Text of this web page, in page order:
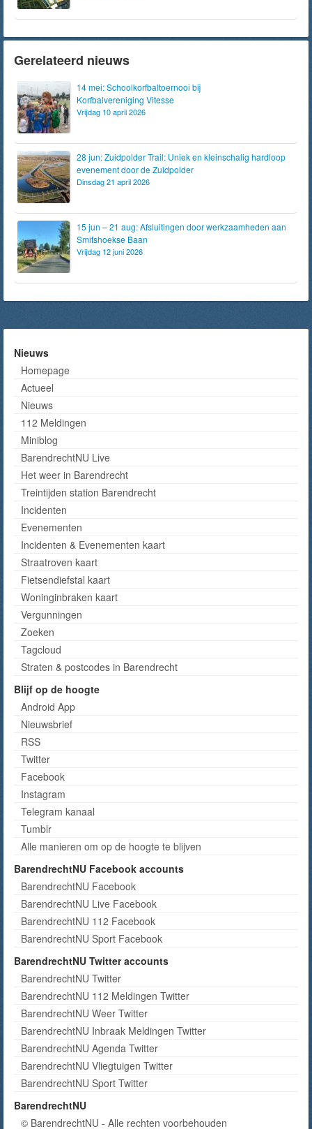
Gerelateerd nieuws
14 mei: Schoolkorfbaltoernooi bij
Korfbalvereniging Vitesse
Vrijdag 10 april 2026
28 jun: Zuidpolder Trail: Uniek en kleinschalig hardloop
evenement door de Zuidpolder
Dinsdag 21 april 2026
15 jun – 21 aug: Afsluitingen door werkzaamheden aan
Smitshoekse Baan
Vrijdag 12 juni 2026
Nieuws
Homepage
Actueel
Nieuws
112 Meldingen
Miniblog
BarendrechtNU Live
Het weer in Barendrecht
Treintijden station Barendrecht
Incidenten
Evenementen
Incidenten & Evenementen kaart
Straatroven kaart
Fietsendiefstal kaart
Woninginbraken kaart
Vergunningen
Zoeken
Tagcloud
Straten & postcodes in Barendrecht
Blijf op de hoogte
Android App
Nieuwsbrief
RSS
Twitter
Facebook
Instagram
Telegram kanaal
Tumblr
Alle manieren om op de hoogte te blijven
BarendrechtNU Facebook accounts
BarendrechtNU Facebook
BarendrechtNU Live Facebook
BarendrechtNU 112 Facebook
BarendrechtNU Sport Facebook
BarendrechtNU Twitter accounts
BarendrechtNU Twitter
BarendrechtNU 112 Meldingen Twitter
BarendrechtNU Weer Twitter
BarendrechtNU Inbraak Meldingen Twitter
BarendrechtNU Agenda Twitter
BarendrechtNU Vliegtuigen Twitter
BarendrechtNU Sport Twitter
BarendrechtNU
© BarendrechtNU - Alle rechten voorbehouden